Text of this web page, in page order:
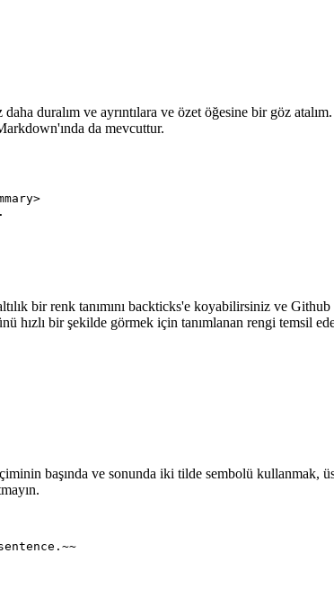
duralım ve ayrıntılara ve özet öğesine bir göz
da mevcuttur.
bir renk tanımını backticks'e koyabilirsiniz ve
hızlı bir şekilde görmek için tanımlanan rengi temsil
başında ve sonunda iki tilde sembolü kullanmak,